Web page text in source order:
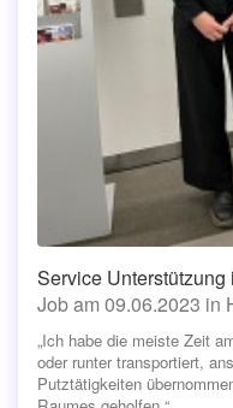
Service
Job am 09.06.2023 in
„Ich habe die meiste Zeit
oder runter transportiert,
Putztätigkeiten